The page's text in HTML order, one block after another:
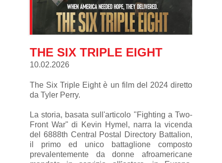
THE SIX TRIPLE EIGHT
10.02.2026
The Six Triple Eight è un film del 2024 diretto
da Tyler Perry.
La storia, basata sull'articolo "Fighting a Two-
Front War" di Kevin Hymel, narra la vicenda
del 6888th Central Postal Directory Battalion,
il primo ed unico battaglione composto
prevalentemente da donne afroamericane